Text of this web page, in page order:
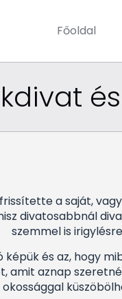
Főoldal
a saját,
divatosabbnál
szemmel is
és az, hogy
aznap
okossággal